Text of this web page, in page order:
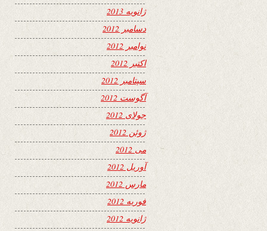
ژانویه 2013
دسامبر 2012
نوامبر 2012
اکتبر 2012
سپتامبر 2012
آگوست 2012
جولای 2012
ژوئن 2012
می 2012
آوریل 2012
مارس 2012
فوریه 2012
ژانویه 2012